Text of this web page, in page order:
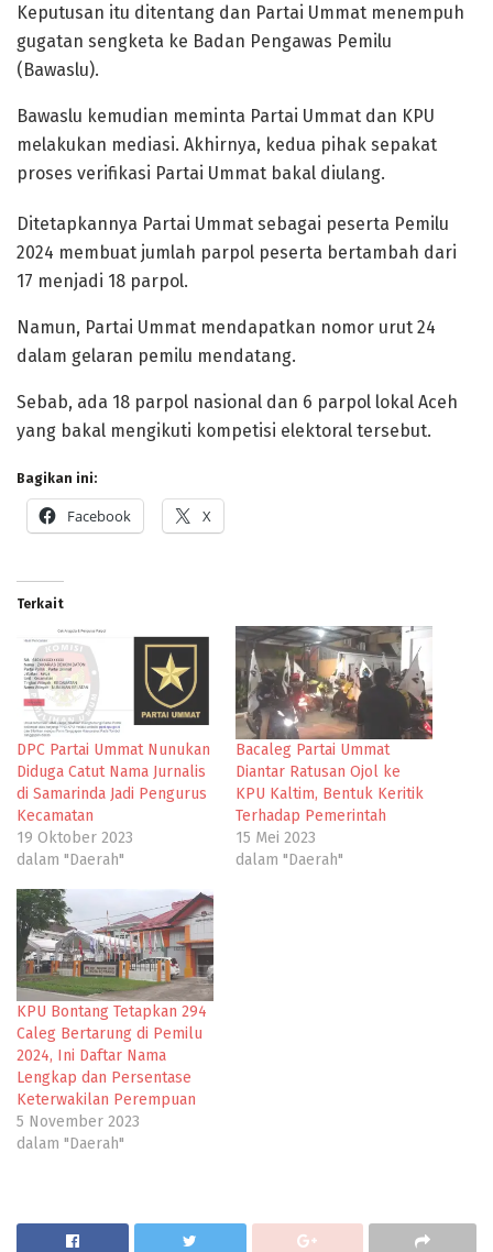
Keputusan itu ditentang dan Partai Ummat menempuh
gugatan sengketa ke Badan Pengawas Pemilu
(Bawaslu).
Bawaslu kemudian meminta Partai Ummat dan KPU
melakukan mediasi. Akhirnya, kedua pihak sepakat
proses verifikasi Partai Ummat bakal diulang.
Ditetapkannya Partai Ummat sebagai peserta Pemilu
2024 membuat jumlah parpol peserta bertambah dari
17 menjadi 18 parpol.
Namun, Partai Ummat mendapatkan nomor urut 24
dalam gelaran pemilu mendatang.
Sebab, ada 18 parpol nasional dan 6 parpol lokal Aceh
yang bakal mengikuti kompetisi elektoral tersebut.
Bagikan ini:
Facebook X
Terkait
DPC Partai Ummat Nunukan
Diduga Catut Nama Jurnalis
di Samarinda Jadi Pengurus
Kecamatan
19 Oktober 2023
dalam "Daerah"
Bacaleg Partai Ummat
Diantar Ratusan Ojol ke
KPU Kaltim, Bentuk Keritik
Terhadap Pemerintah
15 Mei 2023
dalam "Daerah"
KPU Bontang Tetapkan 294
Caleg Bertarung di Pemilu
2024, Ini Daftar Nama
Lengkap dan Persentase
Keterwakilan Perempuan
5 November 2023
dalam "Daerah"